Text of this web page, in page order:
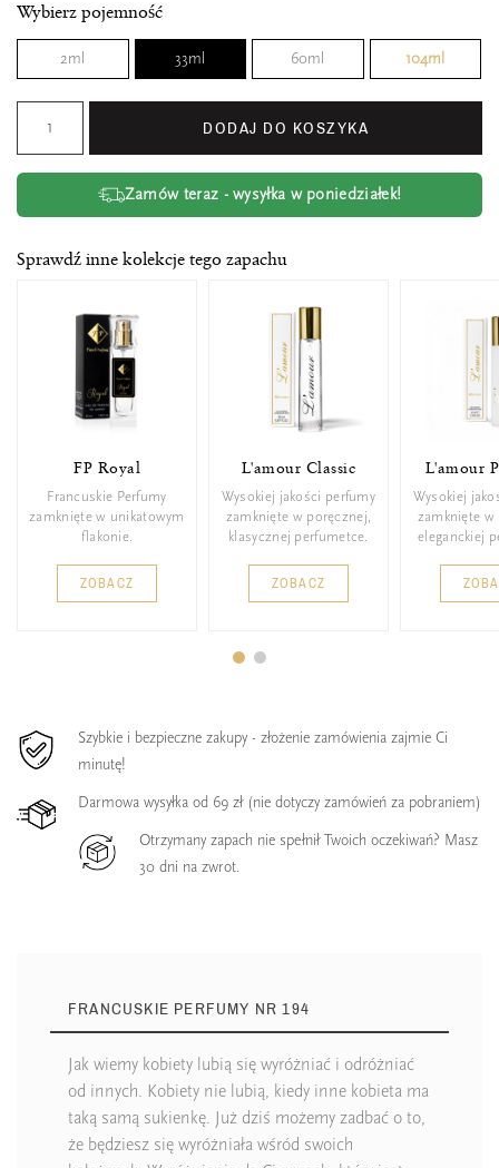
Wybierz pojemność
2ml 33ml 60ml 104ml
DODAJ DO KOSZYKA
Zamów teraz - wysyłka w poniedziałek!
Sprawdź inne kolekcje tego zapachu
FP Royal
Francuskie Perfumy
zamknięte w unikatowym
flakonie.
ZOBACZ
L'amour Classic
Wysokiej jakości perfumy
zamknięte w poręcznej,
klasycznej perfumetce.
ZOBACZ
L'amour
Wysokiej
zamknięte w
eleganckiej
Szybkie i bezpieczne zakupy - złożenie zamówienia zajmie Ci
minutę!
Darmowa wysyłka od 69 zł (nie dotyczy zamówień za pobraniem)
Otrzymany zapach nie spełnił Twoich oczekiwań? Masz
30 dni na zwrot.
FRANCUSKIE PERFUMY NR 194
Jak wiemy kobiety lubią się wyróżniać i odróżniać
od innych. Kobiety nie lubią, kiedy inne kobieta ma
taką samą sukienkę. Już dziś możemy zadbać o to,
że będziesz się wyróżniała wśród swoich